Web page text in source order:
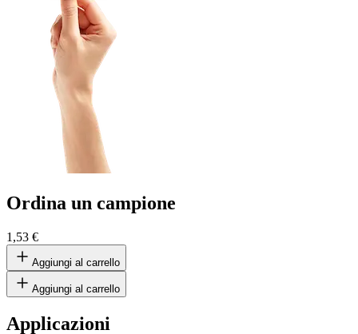
Ordina un campione
1,53 €
Aggiungi al carrello
Aggiungi al carrello
Applicazioni